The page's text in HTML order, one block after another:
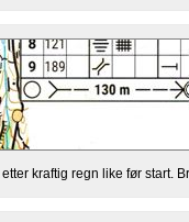
kraftig regn like før start.